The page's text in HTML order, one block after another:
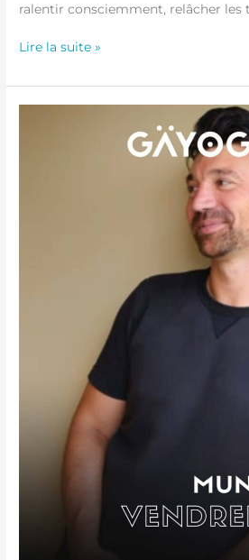
ralentir consciemment, relâcher les
Lire la suite »